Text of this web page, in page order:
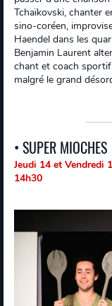
Tchaïkovski, chanter
sino-coréen,
Haendel dans les
Benjamin Laurent
chant et coach
malgré le grand
• SUPER MIOCHES
Jeudi 14 et Vendredi
14h30